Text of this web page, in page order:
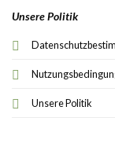
Unsere Politik
Unsere Politik